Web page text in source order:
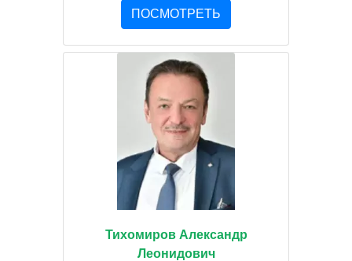
ПОСМОТРЕТЬ
Тихомиров Александр
Леонидович